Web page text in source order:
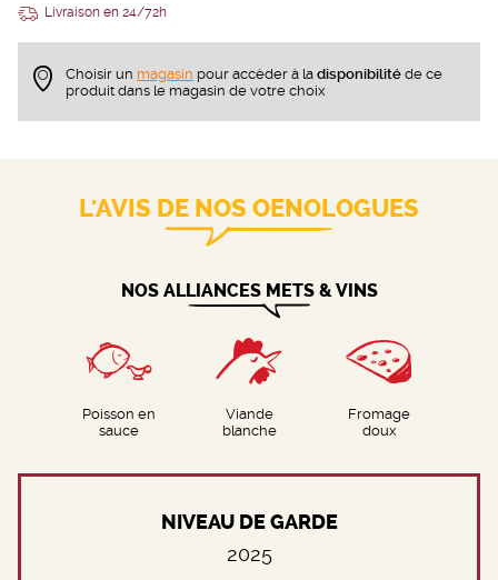
Livraison en 24/72h
Choisir un magasin pour accèder à la disponibilité de ce
produit dans le magasin de votre choix
L'AVIS DE NOS OENOLOGUES
NOS ALLIANCES METS & VINS
Poisson en
sauce
Viande
blanche
Fromage
doux
NIVEAU DE GARDE
2025